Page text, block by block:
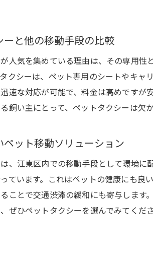
ペッ
ーと他の移動手段の比較
人気を集めている理由は、その専用性
クシーは、ペット専用のシートやキ
速な対応が可能で、料金は高めですが
飼い主にとって、ペットタクシーは欠
ペット移動ソリューション
、江東区内での移動手段として環境に
ています。これはペットの健康にも良
ことで交通渋滞の緩和にも寄与します
ぜひペットタクシーを選んでみてくださ